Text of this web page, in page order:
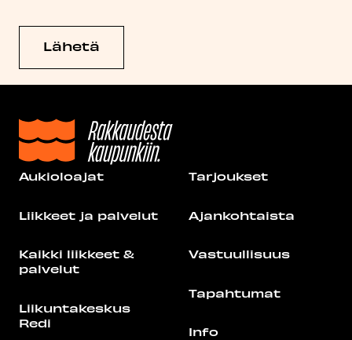
Lähetä
Aukioloajat
Liikkeet ja palvelut
Kaikki liikkeet &
palvelut
Liikuntakeskus
Redi
Tarjoukset
Ajankohtaista
Vastuullisuus
Tapahtumat
Info